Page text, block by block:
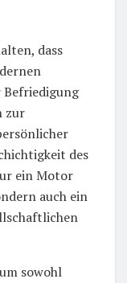
dass
Befriedigung
zur
des
ein Motor
auch ein
sowohl